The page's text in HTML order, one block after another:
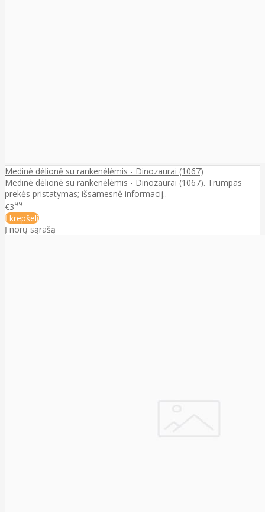
Medinė dėlionė su rankenėlėmis - Dinozaurai (1067)
Medinė dėlionė su rankenėlėmis - Dinozaurai (1067). Trumpas
prekės pristatymas; išsamesnė informacij..
€399
Į krepšelį
Į norų sąrašą